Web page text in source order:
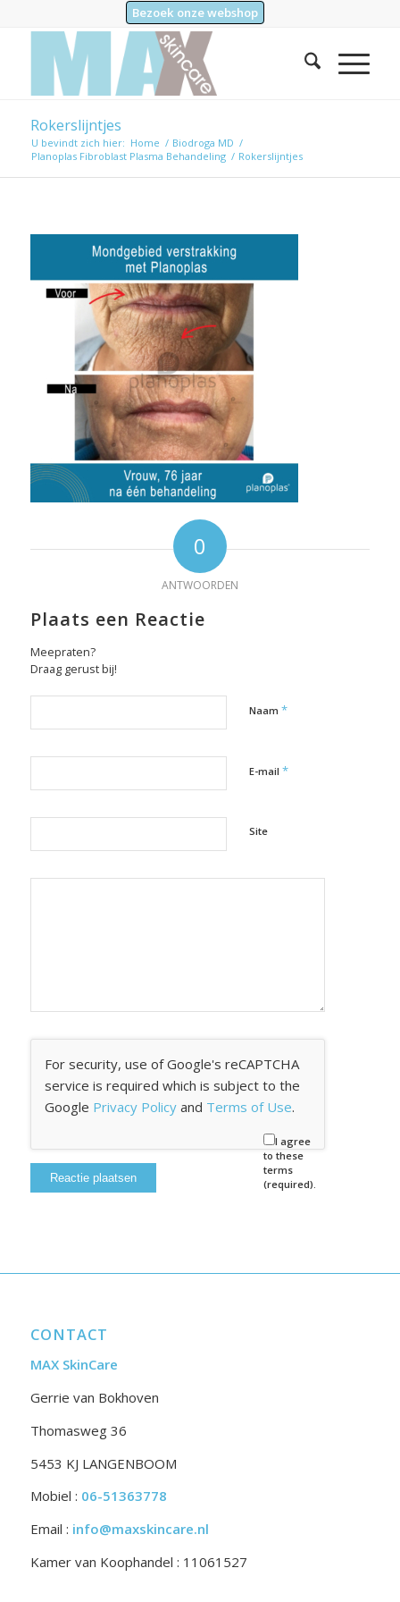
Bezoek onze webshop
Rokerslijntjes
U bevindt zich hier: Home / Biodroga MD /
Planoplas Fibroblast Plasma Behandeling / Rokerslijntjes
0
ANTWOORDEN
Plaats een Reactie
Meepraten?
Draag gerust bij!
Naam *
E-mail *
Site
For security, use of Google's reCAPTCHA
service is required which is subject to the
Google Privacy Policyand Terms of Use.
I agree
to these
terms
(required).
CONTACT
MAX SkinCare
Gerrie van Bokhoven
Thomasweg 36
5453 KJ LANGENBOOM
Mobiel : 06-51363778
Email : info@maxskincare.nl
Kamer van Koophandel : 11061527